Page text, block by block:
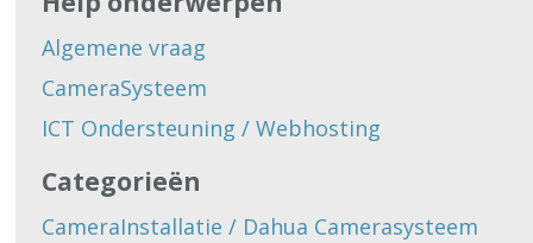
Algemene vraag
CameraSysteem
ICT Ondersteuning / Webhosting
Categorieën
CameraInstallatie / Dahua Camerasysteem